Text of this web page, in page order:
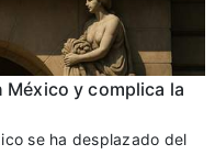
y complica la
se ha desplazado del